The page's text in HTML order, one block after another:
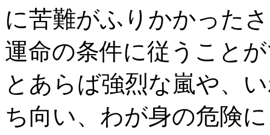
に苦難がふりかかった
運命の条件に従うこと
とあらば強烈な嵐や、
ち向い、わが身の危険